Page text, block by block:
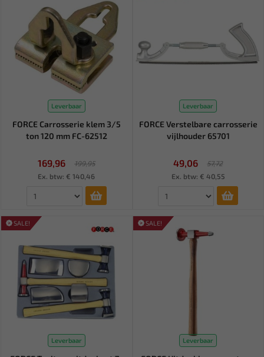
Leverbaar
FORCE Carrosserie klem 3/5
ton 120 mm FC-62512
169,96
199,95
Ex. btw: € 140,46
Leverbaar
FORCE Verstelbare carrosserie
vijlhouder 65701
49,06
57,72
Ex. btw: € 40,55
SALE!
Leverbaar
SALE!
Leverbaar